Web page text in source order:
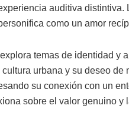
auditiva distintiva.
como un amor
temas de identidad y
cultura urbana y su deseo de
su conexión con un
sobre el valor genuino y